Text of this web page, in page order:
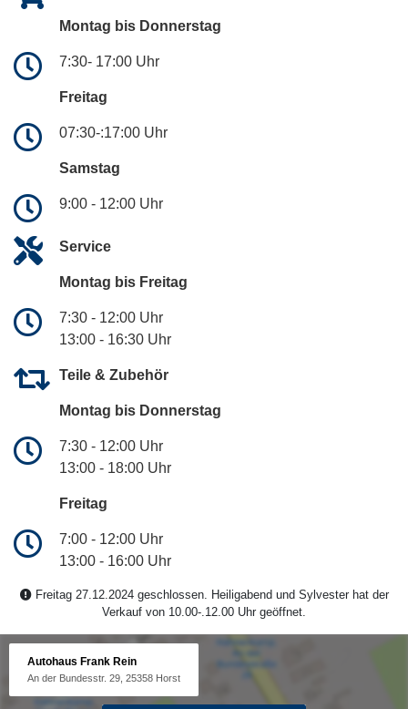
Montag bis Donnerstag
7:30- 17:00 Uhr
Freitag
07:30-:17:00 Uhr
Samstag
9:00 - 12:00 Uhr
Service
Montag bis Freitag
7:30 - 12:00 Uhr
13:00 - 16:30 Uhr
Teile & Zubehör
Montag bis Donnerstag
7:30 - 12:00 Uhr
13:00 - 18:00 Uhr
Freitag
7:00 - 12:00 Uhr
13:00 - 16:00 Uhr
Freitag 27.12.2024 geschlossen. Heiligabend und Sylvester hat der
Verkauf von 10.00-.12.00 Uhr geöffnet.
Autohaus Frank Rein
An der Bundesstr. 29, 25358 Horst